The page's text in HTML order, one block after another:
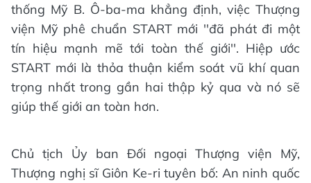
thống Mỹ B. Ô-ba-ma khẳng định, việc Thượng
viện Mỹ phê chuẩn START mới ''đã phát đi một
tín hiệu mạnh mẽ tới toàn thế giới''. Hiệp ước
START mới là thỏa thuận kiểm soát vũ khí quan
trọng nhất trong gần hai thập kỷ qua và nó sẽ
giúp thế giới an toàn hơn.
Chủ tịch Ủy ban Ðối ngoại Thượng viện Mỹ,
Thượng nghị sĩ Giôn Ke-ri tuyên bố: An ninh quốc